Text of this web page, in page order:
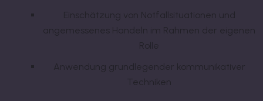
Einschätzung von Notfallsituationen und
angemessenes Handeln im Rahmen der eigenen
Rolle
Anwendung grundlegender kommunikativer
Techniken